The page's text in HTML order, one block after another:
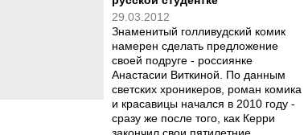
29.03.2012
Знаменитый голливудский комик
намерен сделать предложение
своей подруге - россиянке
Анастасии Виткиной. По данным
светских хроникеров, роман комика
и красавицы начался в 2010 году -
сразу же после того, как Керри